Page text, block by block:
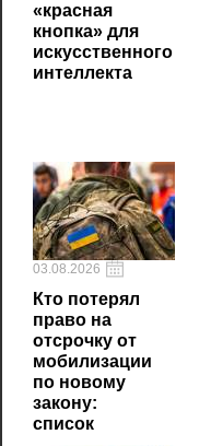
«красная
кнопка» для
искусственного
интеллекта
03.08.2026
Кто потерял
право на
отсрочку от
мобилизации
по новому
закону:
список